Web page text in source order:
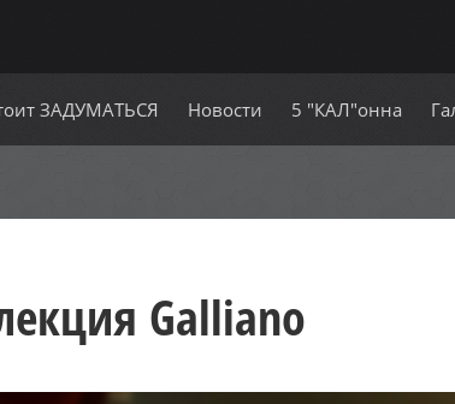
ЗАДУМАТЬСЯ Новости 5 "КАЛ"онна
Galliano